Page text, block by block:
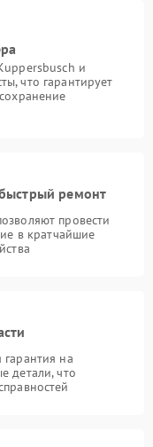
и
что гарантирует
ремонт
провести
в кратчайшие
на
детали, что